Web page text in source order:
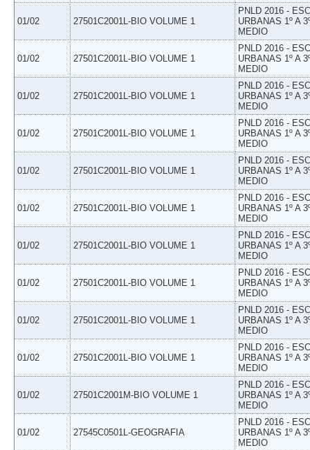
01/02 27501C2001L-BIO VOLUME 1
PNLD 2016 -
URBANAS 1º A
MEDIO
01/02 27501C2001L-BIO VOLUME 1
PNLD 2016 -
URBANAS 1º A
MEDIO
01/02 27501C2001L-BIO VOLUME 1
PNLD 2016 -
URBANAS 1º A
MEDIO
01/02 27501C2001L-BIO VOLUME 1
PNLD 2016 -
URBANAS 1º A
MEDIO
01/02 27501C2001L-BIO VOLUME 1
PNLD 2016 -
URBANAS 1º A
MEDIO
01/02 27501C2001L-BIO VOLUME 1
PNLD 2016 -
URBANAS 1º A
MEDIO
01/02 27501C2001L-BIO VOLUME 1
PNLD 2016 -
URBANAS 1º A
MEDIO
01/02 27501C2001L-BIO VOLUME 1
PNLD 2016 -
URBANAS 1º A
MEDIO
01/02 27501C2001L-BIO VOLUME 1
PNLD 2016 -
URBANAS 1º A
MEDIO
01/02 27501C2001L-BIO VOLUME 1
PNLD 2016 -
URBANAS 1º A
MEDIO
01/02 27501C2001M-BIO VOLUME 1
PNLD 2016 -
URBANAS 1º A
MEDIO
01/02 27545C0501L-GEOGRAFIA
PNLD 2016 -
URBANAS 1º A
MEDIO